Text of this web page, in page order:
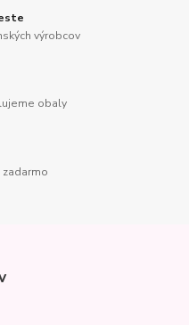
výrobcov
obaly